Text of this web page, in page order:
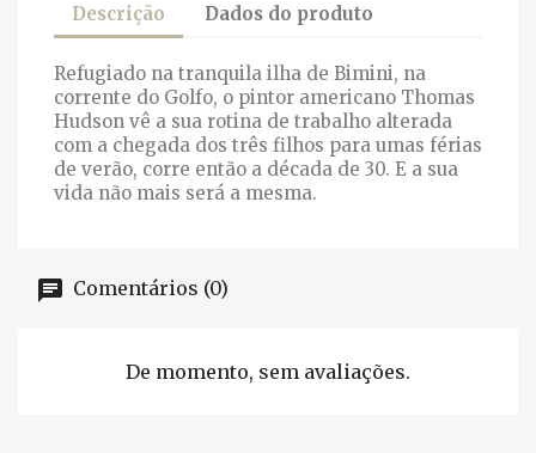
Descrição Dados do produto
Refugiado na tranquila ilha de Bimini, na
corrente do Golfo, o pintor americano Thomas
Hudson vê a sua rotina de trabalho alterada
com a chegada dos três filhos para umas férias
de verão, corre então a década de 30. E a sua
vida não mais será a mesma.
Comentários (0)
De momento, sem avaliações.